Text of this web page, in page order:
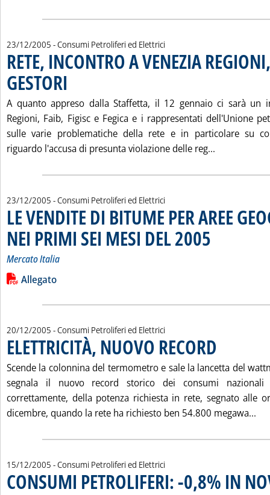
23/12/2005 - Consumi Petroliferi ed Elettrici
RETE, INCONTRO A VENEZIA
GESTORI
A quanto appreso dalla Staffetta, il 12 gennaio ci sarà un
Regioni, Faib, Figisc e Fegica e i rappresentati dell'Unione
sulle varie problematiche della rete e in particolare su
riguardo l'accusa di presunta violazione delle reg...
23/12/2005 - Consumi Petroliferi ed Elettrici
LE VENDITE DI BITUME PER AREE
NEI PRIMI SEI MESI DEL 2005
Mercato Italia
Leggi tutta la notizia: 'LE VENDITE DI BITUME PER AREE
Lista allegati PDF alla notizia
Allegato
20/12/2005 - Consumi Petroliferi ed Elettrici
ELETTRICITÀ, NUOVO RECORD
Scende la colonnina del termometro e sale la lancetta del
segnala il nuovo record storico dei consumi
correttamente, della potenza richiesta in rete, segnato alle
dicembre, quando la rete ha richiesto ben 54.800 megawa...
15/12/2005 - Consumi Petroliferi ed Elettrici
CONSUMI PETROLIFERI: -0,8% IN